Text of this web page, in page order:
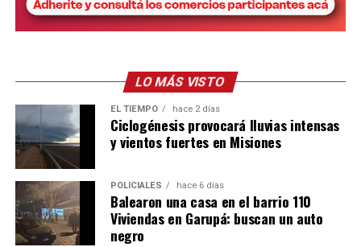
LO MÁS VISTO
EL TIEMPO hace 2 días
Ciclogénesis provocará lluvias intensas
y vientos fuertes en Misiones
POLICIALES hace 6 días
Balearon una casa en el barrio 110
Viviendas en Garupá: buscan un auto
negro